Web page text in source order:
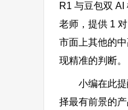
R1 与豆包双
老师，提供 1
市面上其他的
现精准的判断。
小编在此提醒
择最有前景的产